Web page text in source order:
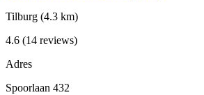
Tilburg (4.3 km)
4.6 (14 reviews)
Adres
Spoorlaan 432